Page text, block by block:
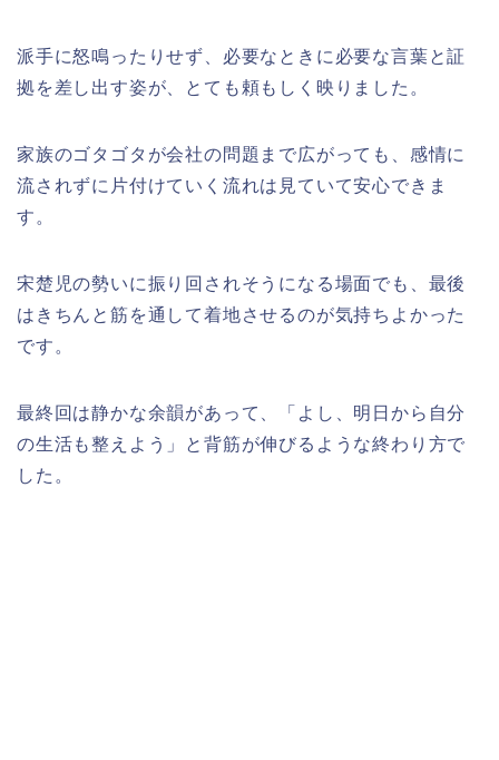
派手に怒鳴ったりせず、必要なときに必要な言葉と証
拠を差し出す姿が、とても頼もしく映りました。
家族のゴタゴタが会社の問題まで広がっても、感情に
流されずに片付けていく流れは見ていて安心できま
す。
宋楚児の勢いに振り回されそうになる場面でも、最後
はきちんと筋を通して着地させるのが気持ちよかった
です。
最終回は静かな余韻があって、「よし、明日から自分
の生活も整えよう」と背筋が伸びるような終わり方で
した。​